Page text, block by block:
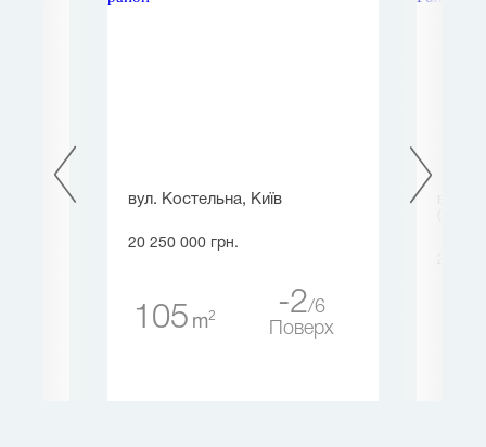
вул. Костельна, Київ
20 250 000 грн.
105 m2 -2 6
Поверх